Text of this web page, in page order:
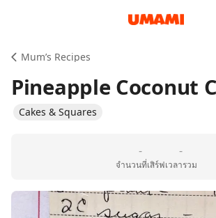
Mum’s Recipes
Pineapple Coconut
Cakes & Squares
-
จำนวนที่เสิร์ฟ
-
เวลารวม